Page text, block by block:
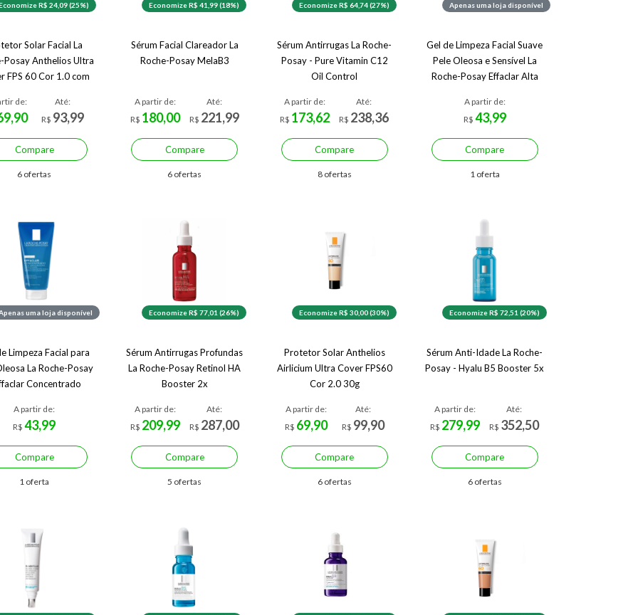
R$ 24,09 (25%)
Solar Facial La
Posay Anthelios Ultra
FPS 60 Cor 1.0 com
de:
Até:
R$ 93,99
Compare
6 ofertas
Economize R$ 41,99 (18%)
Sérum Facial Clareador La
Roche-Posay MelaB3
A partir de:
R$ 180,00
Até:
R$ 221,99
Compare
6 ofertas
Economize R$ 64,74 (27%)
Sérum Antirrugas La Roche-
Posay - Pure Vitamin C12
Oil Control
A partir de:
R$ 173,62
Até:
R$ 238,36
Compare
8 ofertas
Apenas uma loja disponível
Gel de Limpeza Facial Suave
Pele Oleosa e Sensível La
Roche-Posay Effaclar Alta
A partir de:
R$ 43,99
Compare
1 oferta
uma loja disponível
Limpeza Facial para
La Roche-Posay
Concentrado
A partir de:
R$43,99
Compare
1 oferta
Economize R$ 77,01 (26%)
Sérum Antirrugas Profundas
La Roche-Posay Retinol HA
Booster 2x
A partir de:
R$ 209,99
Até:
R$ 287,00
Compare
5 ofertas
Economize R$ 30,00 (30%)
Protetor Solar Anthelios
Airlicium Ultra Cover FPS60
Cor 2.0 30g
A partir de:
R$ 69,90
Até:
R$ 99,90
Compare
6 ofertas
Economize R$ 72,51 (20%)
Sérum Anti-Idade La Roche-
Posay - Hyalu B5 Booster 5x
A partir de:
R$ 279,99
Até:
R$ 352,50
Compare
6 ofertas